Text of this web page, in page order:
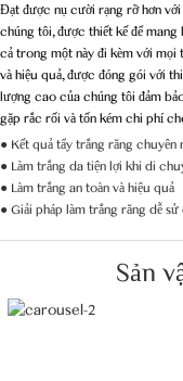
Đạt được nụ cười rạng rỡ hơn với
chúng tôi, được thiết kế để mang
cả trong một này đi kèm với mọi
và hiệu quả, được đóng gói với
lượng cao của chúng tôi đảm
gặp rắc rối và tốn kém chi phí
● Kết quả tẩy trắng răng chuyên
● Làm trắng da tiện lợi khi di
● Làm trắng an toàn và hiệu quả
● Giải pháp làm trắng răng dễ sử
Sản